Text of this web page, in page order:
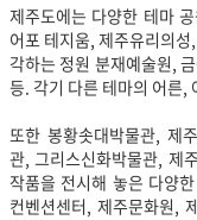
제주도에는 다양한 테마
어포 테지움, 제주유리의
각하는 정원 분재예술원,
등. 각기 다른 테마의 어른,
또한 봉황솟대박물관, 제
관, 그리스신화박물관, 제
작품을 전시해 놓은 다양
컨벤션센터, 제주문화원,